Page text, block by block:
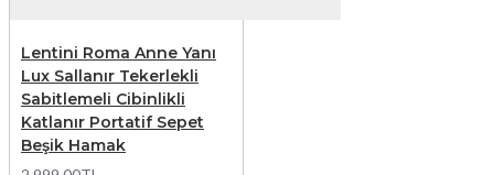
Lentini Roma Anne Yanı
Lux Sallanır Tekerlekli
Sabitlemeli Cibinlikli
Katlanır Portatif Sepet
Beşik Hamak